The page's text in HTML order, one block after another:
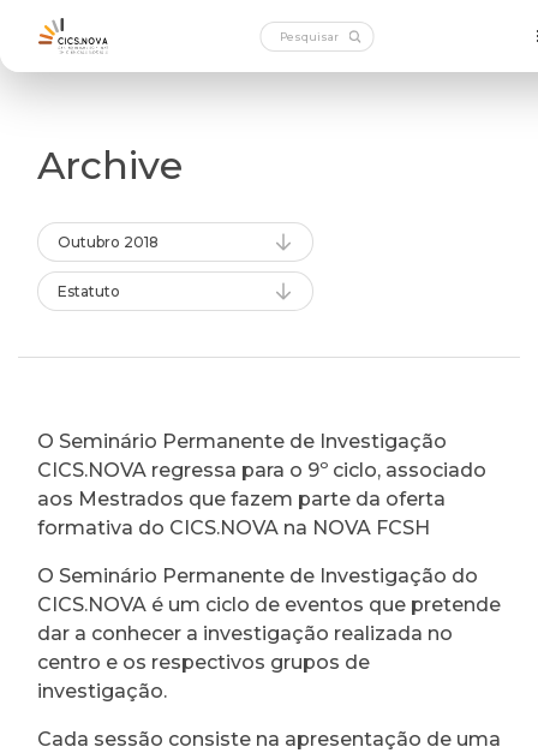
Archive
Outubro 2018
Estatuto
O Seminário Permanente de Investigação
CICS.NOVA regressa para o 9º ciclo, associado
aos Mestrados que fazem parte da oferta
formativa do CICS.NOVA na NOVA FCSH
O Seminário Permanente de Investigação do
CICS.NOVA é um ciclo de eventos que pretende
dar a conhecer a investigação realizada no
centro e os respectivos grupos de
investigação.
Cada sessão consiste na apresentação de uma